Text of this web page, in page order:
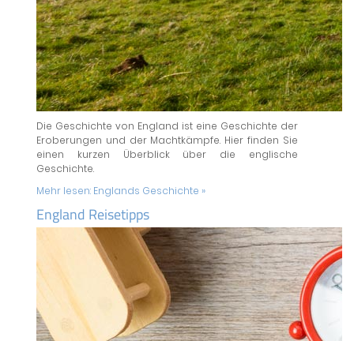
Die Geschichte von England ist eine Geschichte der
Eroberungen und der Machtkämpfe. Hier finden Sie
einen kurzen Überblick über die englische
Geschichte.
Mehr lesen: Englands Geschichte »
England Reisetipps